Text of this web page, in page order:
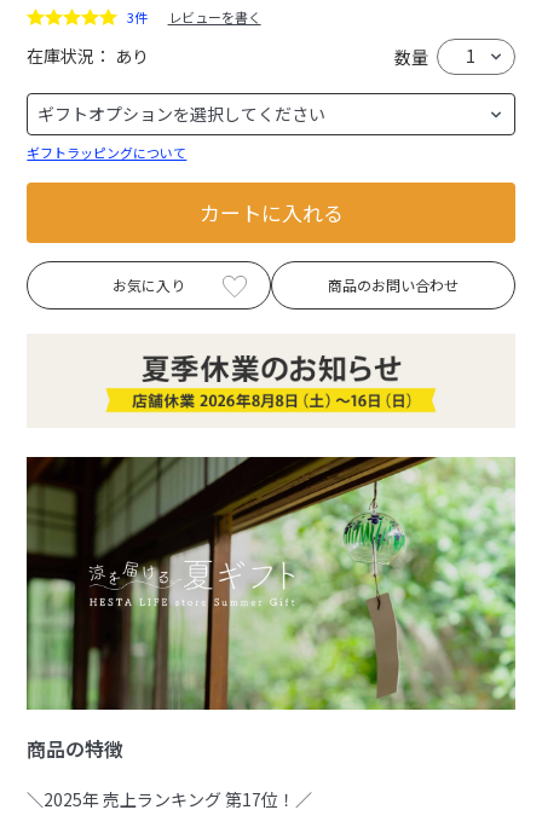
3件 レビューを書く
在庫状況： あり 数量
ギフトラッピングについて
カートに入れる
お気に入り 商品のお問い合わせ
商品の特徴
＼2025年 売上ランキング 第17位！／